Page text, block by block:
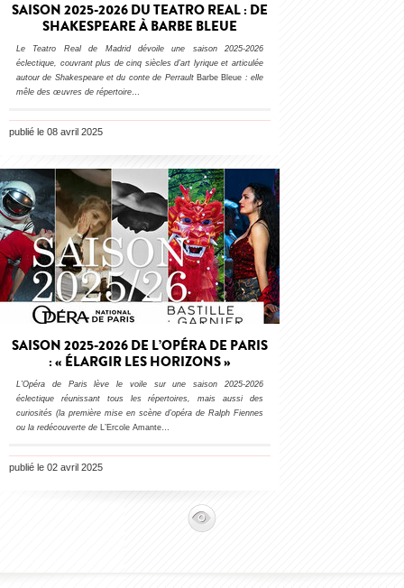
SAISON 2025-2026 DU TEATRO REAL : DE
SHAKESPEARE À BARBE BLEUE
Le Teatro Real de Madrid dévoile une saison 2025-2026
éclectique, couvrant plus de cinq siècles d’art lyrique et articulée
autour de Shakespeare et du conte de Perrault Barbe Bleue : elle
mêle des œuvres de répertoire…
publié le 08 avril 2025
SAISON 2025-2026 DE L’OPÉRA DE PARIS
: « ÉLARGIR LES HORIZONS »
L’Opéra de Paris lève le voile sur une saison 2025-2026
éclectique réunissant tous les répertoires, mais aussi des
curiosités (la première mise en scène d’opéra de Ralph Fiennes
ou la redécouverte de L’Ercole Amante…
publié le 02 avril 2025